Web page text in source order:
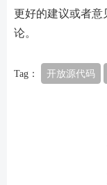
更好的建议或者意
论。
Tag： 开放源代码